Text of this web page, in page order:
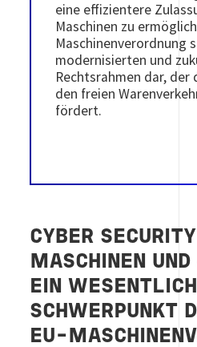
eine effizientere
Maschinen zu
Maschinenverordnung
modernisierten und
Rechtsrahmen dar, der
den freien
fördert.
CYBER
MASCHINEN
EIN
SCHWERPUNKT
EU-